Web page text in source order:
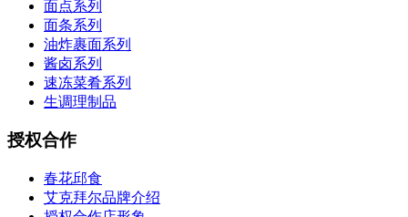
面点系列
面条系列
油炸裹面系列
酱卤系列
速冻菜肴系列
生调理制品
授权合作
春花邱食
艾克拜尔品牌介绍